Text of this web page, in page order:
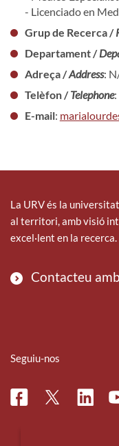
- Licenciado en
Grup de Recerca /
Departament /
Adreça /Address:
Telèfon /Telephone:
E-mail:
La URV és la
al territori, amb visió
excel·lent en la recerca.
Contacteu
Seguiu-nos
FacebookTwitter